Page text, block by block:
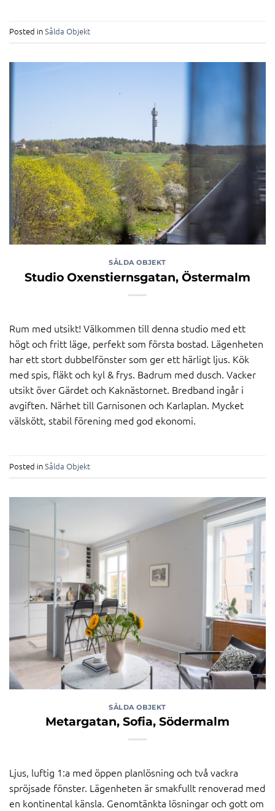
Posted inSålda Objekt
SÅLDA OBJEKT
Studio Oxenstiernsgatan, Östermalm
Rum med utsikt! Välkommen till denna studio med ett
högt och fritt läge, perfekt som första bostad. Lägenheten
har ett stort dubbelfönster som ger ett härligt ljus. Kök
med spis, fläkt och kyl & frys. Badrum med dusch. Vacker
utsikt över Gärdet och Kaknästornet. Bredband ingår i
avgiften. Närhet till Garnisonen och Karlaplan. Mycket
välskött, stabil förening med god ekonomi.
Posted inSålda Objekt
SÅLDA OBJEKT
Metargatan, Sofia, Södermalm
Ljus, luftig 1:a med öppen planlösning och två vackra
spröjsade fönster. Lägenheten är smakfullt renoverad med
en kontinental känsla. Genomtänkta lösningar och gott om